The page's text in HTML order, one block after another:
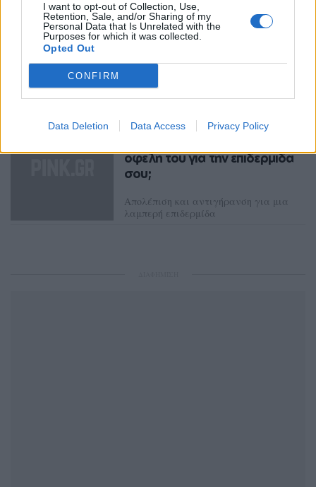
I want to opt-out of Collection, Use,
Retention, Sale, and/or Sharing of my
Personal Data that Is Unrelated with the
Purposes for which it was collected.
Opted Out
CONFIRM
Data Deletion Data Access Privacy Policy
Ακολουθήστε το Pink.gr και στο Instagram
Διαβάστε Ακόμη
SKIN CARE ΠΡΙΝ 247 ΕΒΔΟΜΆΔΕΣ
οφέλη του για την επιδερμίδα
σου;
Απολέπιση και αντιγήρανση για μια
λαμπερή επιδερμίδα